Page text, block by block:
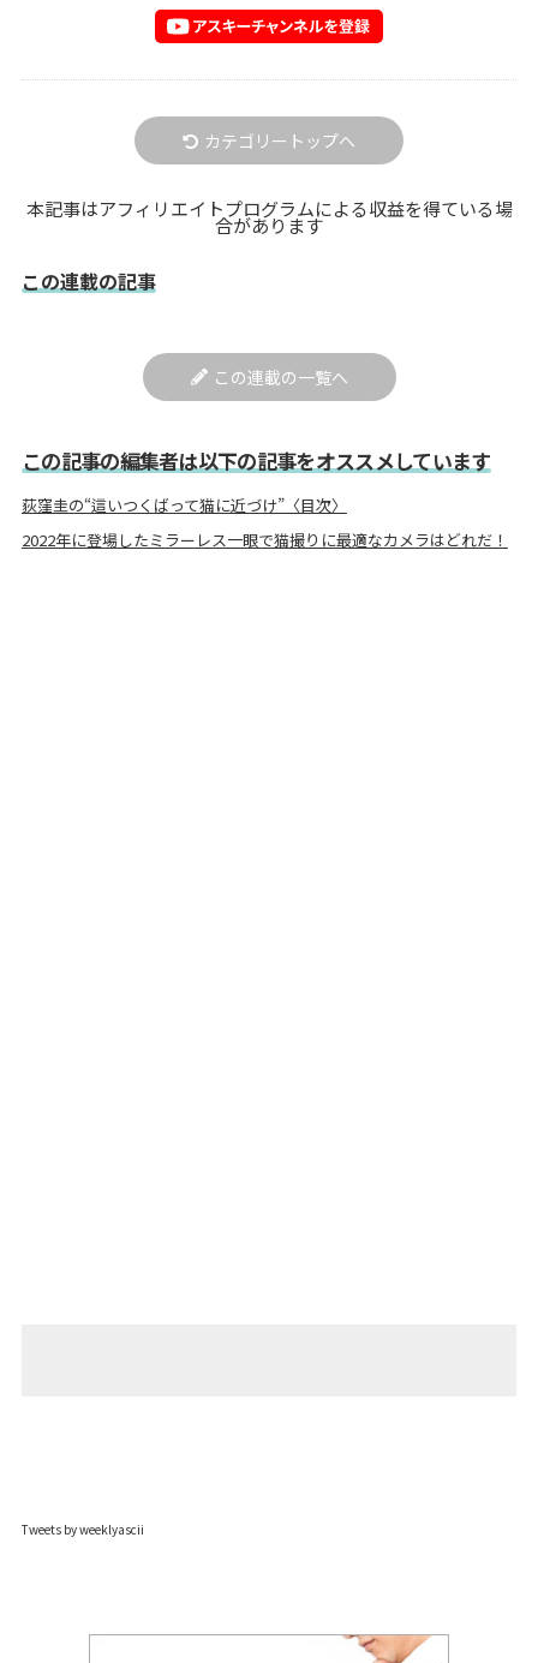
カテゴリートップへ
本記事はアフィリエイトプログラムによる収益を得ている場
合があります
この連載の記事
この連載の一覧へ
この記事の編集者は以下の記事をオススメしています
荻窪圭の“這いつくばって猫に近づけ”〈目次〉
2022年に登場したミラーレス一眼で猫撮りに最適なカメラはどれだ！
Tweets by weeklyascii